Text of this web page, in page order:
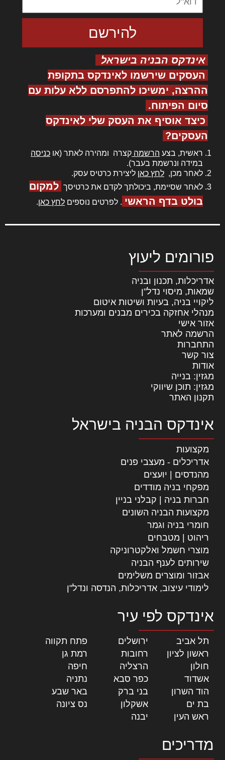
אינדקס הבניה בישראל
העסקים שירשמו לאינדקס בתקופת
ההרצה, ימשיכו להתפרסם ללא עלות עם
סיום הפיתוח.
כיצד אוסיף את העסק שלי לאינדקס
העסקים?
ראשית, בצע הרשמה קצרה ומהירה לאתר (או כניסה
במידה ונרשמת בעבר).
לאחר מכן, לחץ כאן ליצירת כרטיס עסק.
לאחר שסיימת, ביכולתך לקדם את כרטיסך למקום
בולט בדף הראשי . לפרטים נוספים לחץ כאן.
פורומים ליעוץ
אדריכלות, תכנון ובניה
שמאות, מיסוי נדל"ן
ליקויי בניה, בעיות ושיטות איטום
מנהלי אחזקה בכירים מבנים ומערכות
אזור אישי
הרשמה לאתר
התחברות
צור קשר
אודות
מגזין: בנייה
מגזין: תוכן שיווקי
תקנון האתר
אינדקס הבניה בישראל
מקצועות
אדריכלים - מעצבי פנים
מהנדסים | יועצים
מפקחי בניה מודדים
חברות בניה | קבלני בניין
מקצועות הבניה השונים
חומרי בניה וגמר
ריהוט | מטבחים
מוצרי חשמל ואלקטרוניקה
שירותים לענף הבניה
אבזור ומוצרים משלימים
לימודי עיצוב, אדריכלות, הנדסה ונדל"ן
אינדקס לפי עיר
תל אביב ירושלים פתח תקווה
ראשון לציון
רחובות רמת גן
חולון
הרצליה חיפה
אשדוד
כפר סבא נתניה
הוד השרון
בני ברק באר שבע
בת ים
אשקלון נס ציונה
ראש העין
יבנה
מדריכים